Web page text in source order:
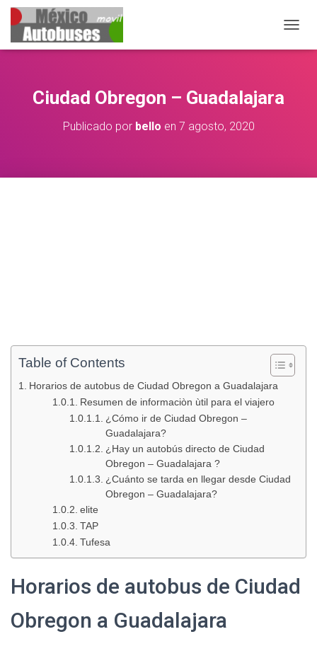
Ciudad Obregon – Guadalajara
Publicado por bello en 7 agosto, 2020
Table of Contents
Horarios de autobus de Ciudad Obregon a Guadalajara
Resumen de informaciòn ùtil para el viajero
¿Cómo ir de Ciudad Obregon –
Guadalajara?
¿Hay un autobús directo de Ciudad
Obregon – Guadalajara ?
¿Cuánto se tarda en llegar desde Ciudad
Obregon – Guadalajara?
elite
TAP
Tufesa
Horarios de autobus de Ciudad
Obregon a Guadalajara